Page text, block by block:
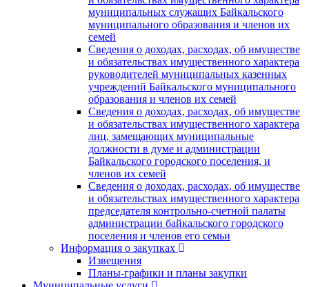
муниципальных служащих Байкальского
муниципального образования и членов их
семей
Сведения о доходах, расходах, об имуществе
и обязательствах имущественного характера
руководителей муниципальных казенных
учреждений Байкальского муниципального
образования и членов их семей
Сведения о доходах, расходах, об имуществе
и обязательствах имущественного характера
лиц, замещающих муниципальные
должности в думе и администрации
Байкальского городского поселения, и
членов их семей
Сведения о доходах, расходах, об имуществе
и обязательствах имущественного характера
председателя контрольно-счетной палаты
администрации байкальского городского
поселения и членов его семьи
Информация о закупках
Извещения
Планы-графики и планы закупки